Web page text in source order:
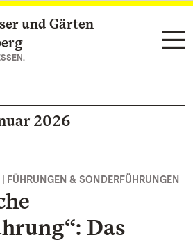
und Gärten
2026
FÜHRUNGEN & SONDERFÜHRUNGEN
Das